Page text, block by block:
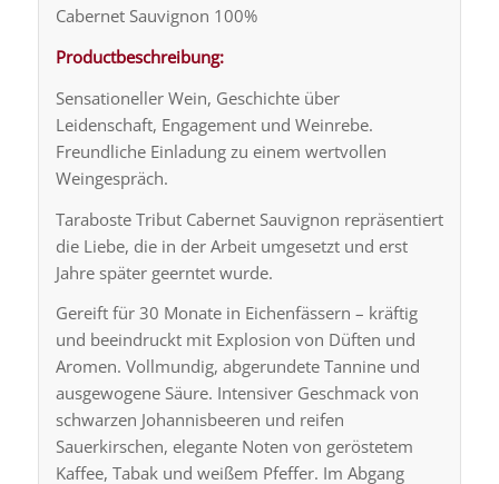
Cabernet Sauvignon 100%
Productbeschreibung:
Sensationeller Wein, Geschichte über
Leidenschaft, Engagement und Weinrebe.
Freundliche Einladung zu einem wertvollen
Weingespräch.
Taraboste Tribut Cabernet Sauvignon repräsentiert
die Liebe, die in der Arbeit umgesetzt und erst
Jahre später geerntet wurde.
Gereift für 30 Monate in Eichenfässern – kräftig
und beeindruckt mit Explosion von Düften und
Aromen. Vollmundig, abgerundete Tannine und
ausgewogene Säure. Intensiver Geschmack von
schwarzen Johannisbeeren und reifen
Sauerkirschen, elegante Noten von geröstetem
Kaffee, Tabak und weißem Pfeffer. Im Abgang